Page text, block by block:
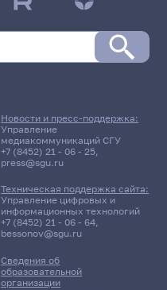
Сведения об
образовательной
организации
Новости и пресс-поддержка:
Управление
медиакоммуникаций СГУ
+7 (8452) 21 - 06 - 25,
press@sgu.ru
Техническая поддержка сайта:
Управление цифровых и
информационных технологий
+7 (8452) 21 - 06 - 64,
bessonov@sgu.ru